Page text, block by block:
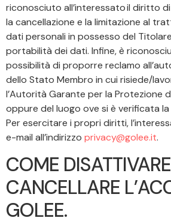
riconosciuto all’interessato il diritto
la cancellazione e la limitazione al
dati personali in possesso del
portabilità dei dati. Infine, è
possibilità di proporre reclamo
dello Stato Membro in cui risiede/
l’Autorità Garante per la Protezione
oppure del luogo ove si è verificata
Per esercitare i propri diritti,
e-mail all’indirizzo privacy@golee.it.
COME
CANCELLARE
GOLEE.